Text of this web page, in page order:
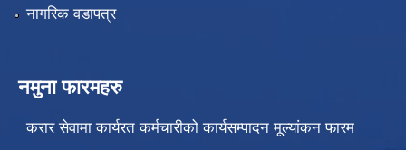
नागरिक वडापत्र
नमुना फारमहरु
करार सेवामा कार्यरत कर्मचारीको कार्यसम्पादन मूल्यांकन फारम